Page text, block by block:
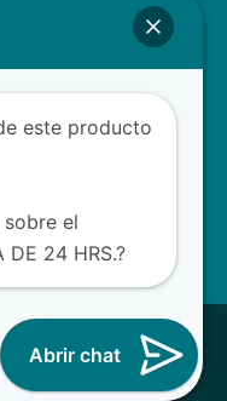
reservados
Clinilab
este producto
sobre el
24 HRS.?
Abrir chat